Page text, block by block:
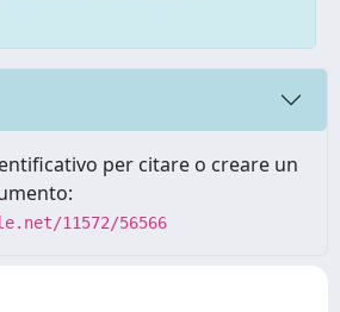
per citare o creare un
11572/56566